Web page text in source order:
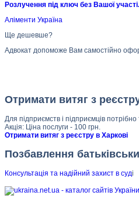
Розлучення під ключ без Вашої
Аліменти Україна
Ще дешевше?
Адвокат допоможе Вам самостійно
Отримати витяг з
Для підприємств і підприємців
Акція: Ціна послуги - 100 грн.
Отримати витяг з реєстру в Харкові
Позбавлення
Консультація та надійний захист в суді